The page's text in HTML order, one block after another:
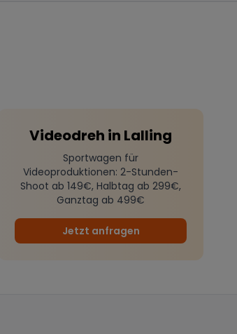
Videodreh in Lalling
Sportwagen für
Videoproduktionen: 2-Stunden-
Shoot ab 149€, Halbtag ab 299€,
Ganztag ab 499€
Jetzt anfragen